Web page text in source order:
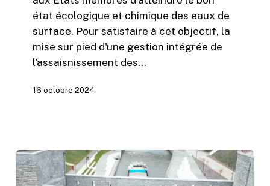
état écologique et chimique des eaux de
surface. Pour satisfaire à cet objectif, la
mise sur pied d'une gestion intégrée de
l'assaisnissement des…
16 octobre 2024